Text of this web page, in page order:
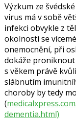
Výzkum ze
virus má v sobě
infekci obvykle z
okolností se
onemocnění, při
dokáže proniknout
s věkem právě
slábnutím
choroby by tedy
(
dementia.html)